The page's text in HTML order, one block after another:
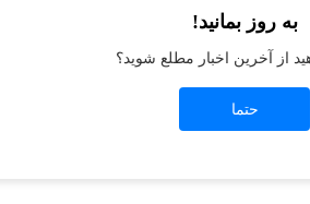
-side exception has occurred while loading
به روز بمانید!
از آخرین اخبار مطلع شوید؟
حتما